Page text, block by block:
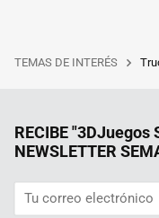
TEMAS DE INTERÉS
RECIBE "3DJuegos
NEWSLETTER